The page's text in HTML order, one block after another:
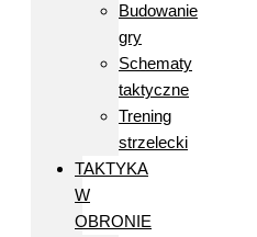
Budowanie
gry
Schematy
taktyczne
Trening
strzelecki
TAKTYKA
W
OBRONIE